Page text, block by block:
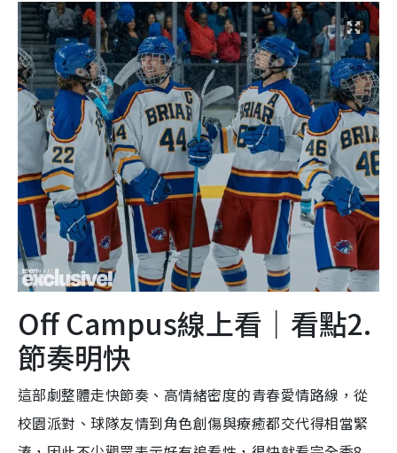
Off Campus線上看｜看點2.
節奏明快
這部劇整體走快節奏、高情緒密度的青春愛情路線，從
校園派對、球隊友情到角色創傷與療癒都交代得相當緊